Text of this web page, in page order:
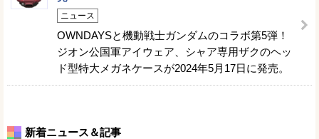
ニュース
OWNDAYSと機動戦士ガンダムのコラボ第5弾！
ジオン公国軍アイウェア、シャア専用ザクのヘッ
ド型特大メガネケースが2024年5月17日に発売。
新着ニュース＆記事